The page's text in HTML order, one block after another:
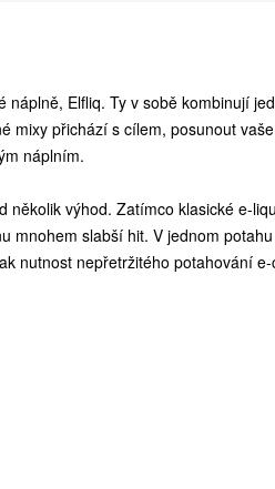
Elfliq. Ty v sobě kombinují
mixy přichází s cílem, posunout
náplním.
výhod. Zatímco klasické e-
mnohem slabší hit. V jednom
nutnost nepřetržitého potahování